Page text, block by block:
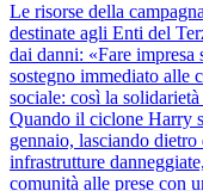
Le risorse della
destinate agli Enti del
dai danni: «Fare
sostegno immediato alle
sociale: così la
Quando il ciclone Harry
gennaio, lasciando
infrastrutture
comunità alle prese con